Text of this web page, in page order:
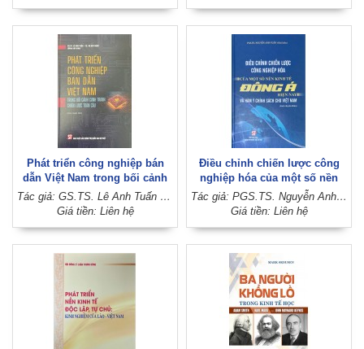
Phát triển công nghiệp bán
dẫn Việt Nam trong bối cảnh
cạnh tranh chiến lược toàn
cầu (Sách chuyên khảo)
Tác giả: GS.TS. Lê Anh Tuấn - TS. Hà Huy Ngọc (Đồng chủ biên)
Giá tiền: Liên hệ
Điều chỉnh chiến lược công
nghiệp hóa của một số nền
kinh tế Đông Á hiện nay và
hàm ý chính sách cho Việt
Tác giả: PGS.TS. Nguyễn Anh Tuấn (Chủ biên)
Giá tiền: Liên hệ